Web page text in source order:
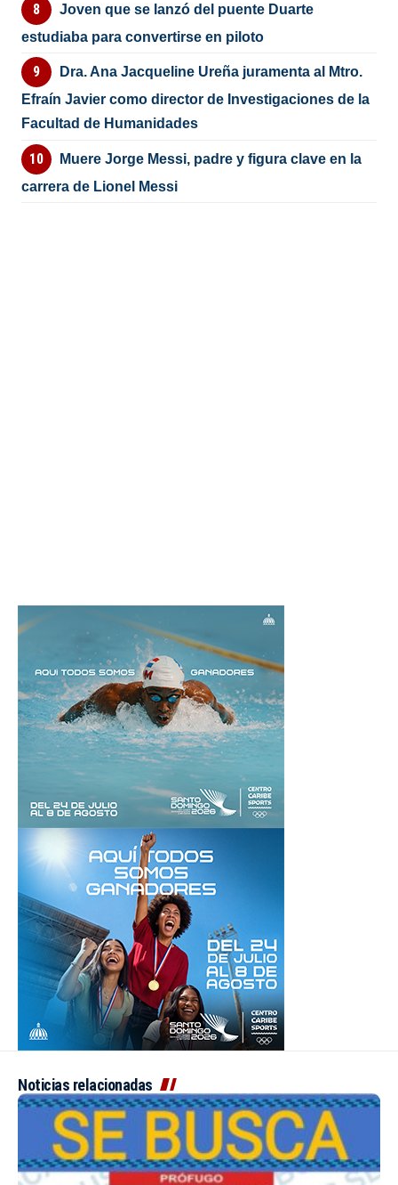
Joven que se lanzó del puente Duarte
estudiaba para convertirse en piloto
Dra. Ana Jacqueline Ureña juramenta al Mtro.
Efraín Javier como director de Investigaciones de la
Facultad de Humanidades
Muere Jorge Messi, padre y figura clave en la
carrera de Lionel Messi
Noticias relacionadas